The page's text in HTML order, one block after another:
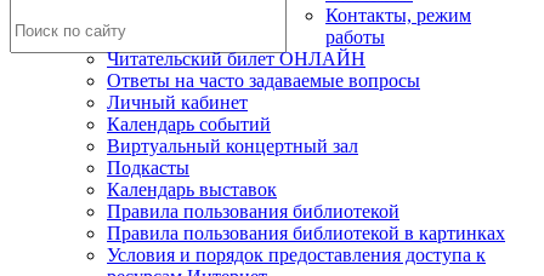
Контакты, режим
работы
Читательский билет ОНЛАЙН
Ответы на часто задаваемые вопросы
Личный кабинет
Календарь событий
Виртуальный концертный зал
Подкасты
Календарь выставок
Правила пользования библиотекой
Правила пользования библиотекой в картинках
Условия и порядок предоставления доступа к